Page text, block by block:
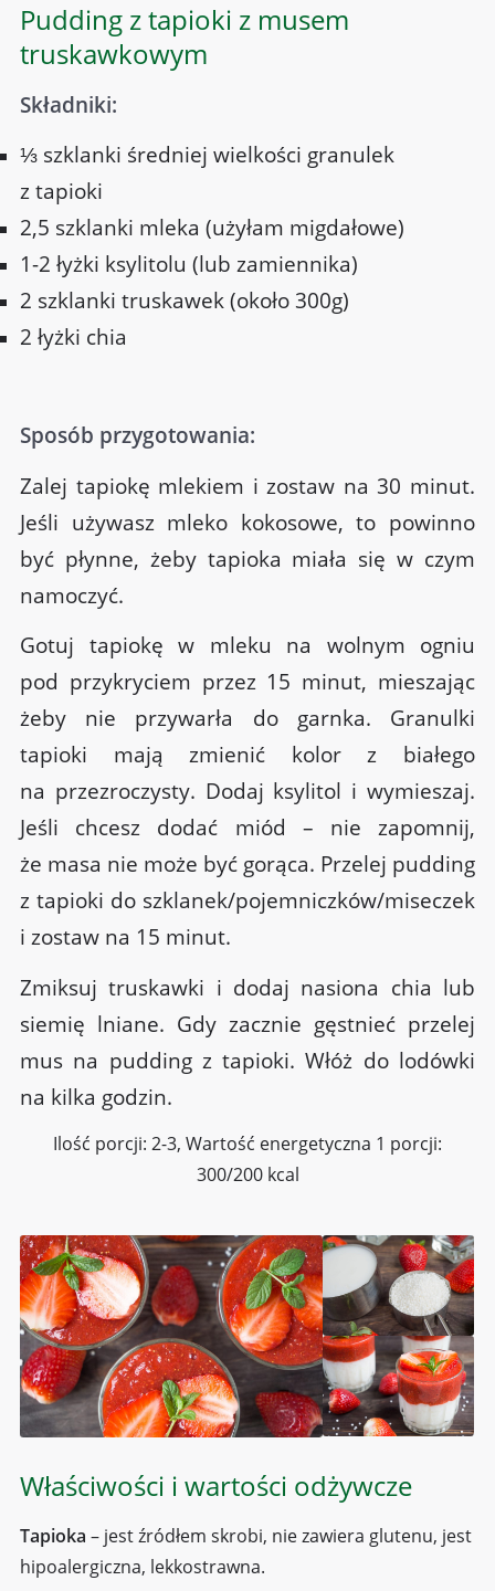
Pudding z tapioki z musem
truskawkowym
Składniki:
⅓ szklanki średniej wielkości granulek
z tapioki
2,5 szklanki mleka (użyłam migdałowe)
1-2 łyżki ksylitolu (lub zamiennika)
2 szklanki truskawek (około 300g)
2 łyżki chia
Sposób przygotowania:
Zalej tapiokę mlekiem i zostaw na 30 minut.
Jeśli używasz mleko kokosowe, to powinno
być płynne, żeby tapioka miała się w czym
namoczyć.
Gotuj tapiokę w mleku na wolnym ogniu
pod przykryciem przez 15 minut, mieszając
żeby nie przywarła do garnka. Granulki
tapioki mają zmienić kolor z białego
na przezroczysty. Dodaj ksylitol i wymieszaj.
Jeśli chcesz dodać miód – nie zapomnij,
że masa nie może być gorąca. Przelej pudding
z tapioki do szklanek/pojemniczków/miseczek
i zostaw na 15 minut.
Zmiksuj truskawki i dodaj nasiona chia lub
siemię lniane. Gdy zacznie gęstnieć przelej
mus na pudding z tapioki. Włóż do lodówki
na kilka godzin.
Ilość porcji: 2-3, Wartość energetyczna 1 porcji:
300/200 kcal
Właściwości i wartości odżywcze
Tapioka – jest źródłem skrobi, nie zawiera glutenu, jest
hipoalergiczna, lekkostrawna.